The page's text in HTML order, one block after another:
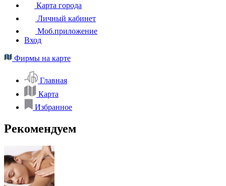
Карта города
Личный кабинет
Моб.приложение
Вход
Фирмы на карте
Главная
Карта
Избранное
Рекомендуем